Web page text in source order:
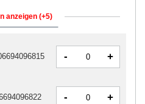
anzeigen (+5)
- +
- +